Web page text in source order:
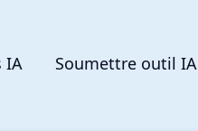
IA Soumettre outil IA